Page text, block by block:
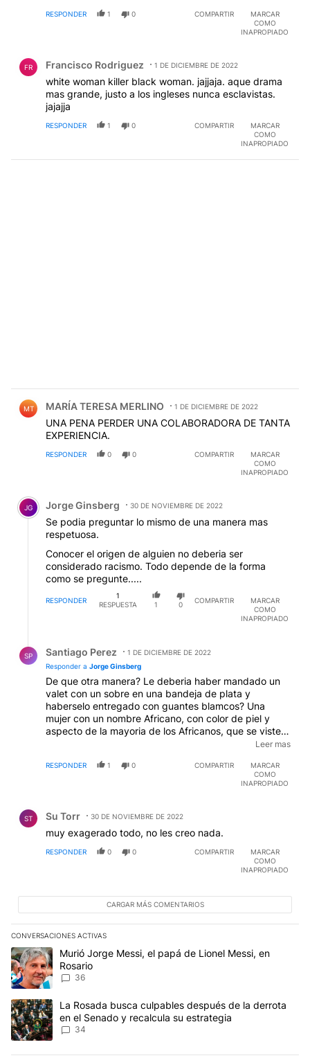
ocurriria preguntarle si es de Japon? O si quieren
transladen un ejemplo parecido a un pais de Africa
RESPONDER 1 0 COMPARTIR
MARCAR
COMO
INAPROPIADO
FR Francisco Rodriguez 1 DE DICIEMBRE DE 2022
white woman killer black woman. jajjaja. aque drama
mas grande, justo a los ingleses nunca esclavistas.
jajajja
RESPONDER 1 0 COMPARTIR
MARCAR
COMO
INAPROPIADO
MT MARÍA TERESA MERLINO 1 DE DICIEMBRE DE 2022
UNA PENA PERDER UNA COLABORADORA DE TANTA
EXPERIENCIA.
RESPONDER 0 0 COMPARTIR
MARCAR
COMO
INAPROPIADO
Comentario de Jorge Ginsberg.
JG Jorge Ginsberg 30 DE NOVIEMBRE DE 2022
Se podia preguntar lo mismo de una manera mas
respetuosa.
Conocer el origen de alguien no deberia ser
considerado racismo. Todo depende de la forma
como se pregunte.....
RESPONDER
1
RESPUESTA
1 0
COMPARTIR
MARCAR
COMO
INAPROPIADO
SP Santiago Perez
1 DE DICIEMBRE DE 2022
Responder a Jorge Ginsberg
De que otra manera? Le deberia haber mandado un
valet con un sobre en una bandeja de plata y
haberselo entregado con guantes blamcos? Una
mujer con un nombre Africano, con color de piel y
aspecto de la mayoria de los Africanos, que se viste
como Africana, como no le va a preguntar eso en un
extrema minoria, menos del 1% (nacidos en RU). Es
como estar en Salta, ver una mujer vestida de Geisha,
Leer mas
RESPONDER 1 0 COMPARTIR
MARCAR
COMO
INAPROPIADO
ST Su Torr 30 DE NOVIEMBRE DE 2022
muy exagerado todo, no les creo nada.
RESPONDER 0 0 COMPARTIR
MARCAR
COMO
INAPROPIADO
CARGAR MÁS COMENTARIOS
CONVERSACIONES ACTIVAS
Este listado muestra los artículos con más comentarios en los
Un artículo de tendencia con el título "Murió Jorge Messi, el
Murió Jorge Messi, el papá de Lionel Messi, en
Rosario
36
Un artículo de tendencia con el título "La Rosada busca
La Rosada busca culpables después de la derrota
en el Senado y recalcula su estrategia
34